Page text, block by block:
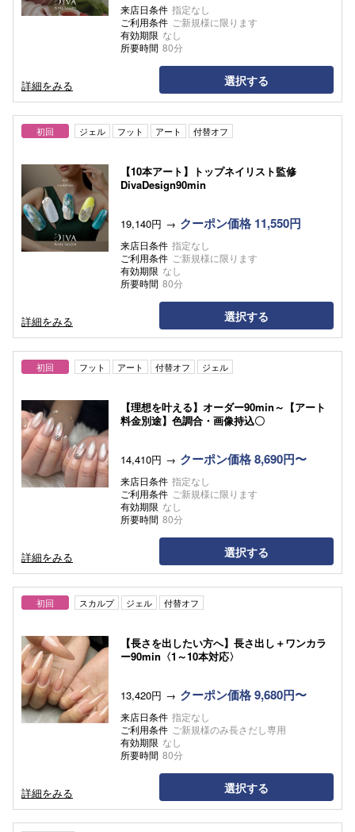
来店日条件 指定なし
ご利用条件 ご新規様に限ります
有効期限 なし
所要時間 80分
詳細をみる 選択する
初回 ジェル フット アート 付替オフ
【10本アート】トップネイリスト監修
DivaDesign90min
19,140円 クーポン価格 11,550円
来店日条件 指定なし
ご利用条件 ご新規様に限ります
有効期限 なし
所要時間 80分
詳細をみる 選択する
初回 フット アート 付替オフ ジェル
【理想を叶える】オーダー90min～【アート
料金別途】色調合・画像持込〇
14,410円 クーポン価格 8,690円〜
来店日条件 指定なし
ご利用条件 ご新規様に限ります
有効期限 なし
所要時間 80分
詳細をみる 選択する
初回 スカルプ ジェル 付替オフ
【長さを出したい方へ】長さ出し＋ワンカラ
ー90min〈1～10本対応〉
13,420円 クーポン価格 9,680円〜
来店日条件 指定なし
ご利用条件 ご新規様のみ長さだし専用
有効期限 なし
所要時間 80分
詳細をみる 選択する